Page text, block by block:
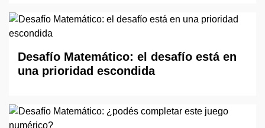
Desafío Matemático: el desafío está en
una prioridad escondida